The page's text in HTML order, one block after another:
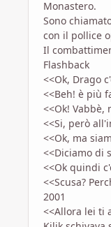
Monastero.
Sono
con il pollice
Il
Flashback
<<Ok, Drago
<<Beh! è più
<<Ok! Vabbè,
<<Si, però
<<Ok, ma
<<Diciamo di
<<Ok quindi
<<Scusa?
2001
<<Allora lei ti